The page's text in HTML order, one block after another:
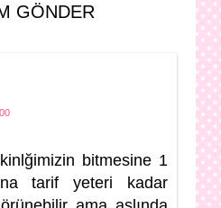
GÖNDER
bitmesine 1
tarif yeteri kadar